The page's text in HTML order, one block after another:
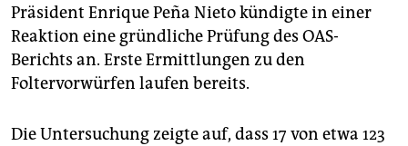
Präsident Enrique Peña Nieto kündigte in einer
Reaktion eine gründliche Prüfung des OAS-
Berichts an. Erste Ermittlungen zu den
Foltervorwürfen laufen bereits.
Die Untersuchung zeigte auf, dass 17 von etwa 123